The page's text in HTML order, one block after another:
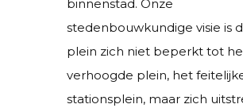
binnenstad. Onze
stedenbouwkundige visie is
plein zich niet beperkt tot
verhoogde plein, het
stationsplein, maar zich